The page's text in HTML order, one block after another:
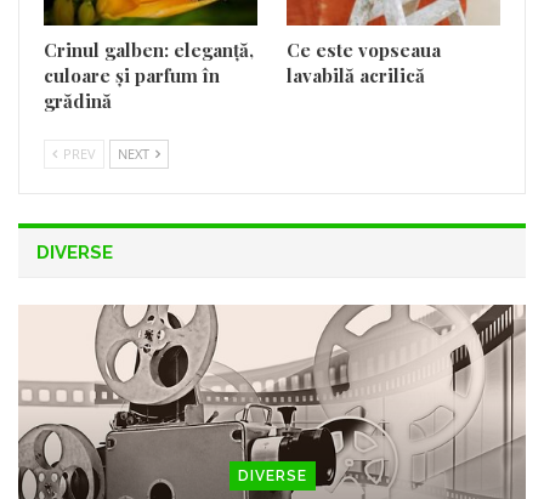
Crinul galben: eleganță,
culoare și parfum în
grădină
Ce este vopseaua
lavabilă acrilică
PREV NEXT
DIVERSE
DIVERSE